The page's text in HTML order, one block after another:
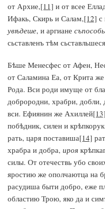
от Архие,[11] и от всее
Ифакь, Скирь и Салам,[12] с
увѣдеше, и аргиане
сьставленъ тѣм
Бѣше Менесфес от Афен,
от Саламина Еа, от Крита
Рода. Вси роди имуще от
доброродни, храбри,
вси. Ефиянин же Ахиллей[13]
побѣдник, силен и
рать, царя поставиша[14]
храбра и добра, ироя
силы. От отечествь убо
яростию же ополчаютца на
расудиша быти добро, еже
областию Трою, яко да и